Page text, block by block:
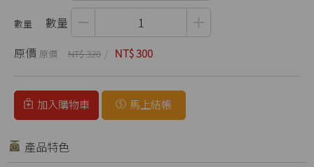
數量
原價
NT$ 320 NT$ 300
加入購物車 馬上結帳
產品特色